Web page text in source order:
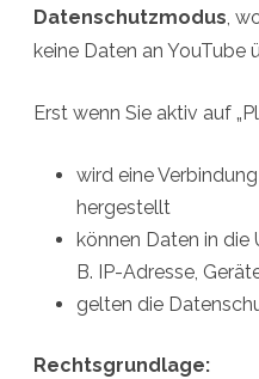
Datenschutzmodus,
keine Daten an YouTube
Erst wenn Sie aktiv auf
wird eine
hergestellt
können Daten in die
B. IP-Adresse,
gelten die
Rechtsgrundlage: